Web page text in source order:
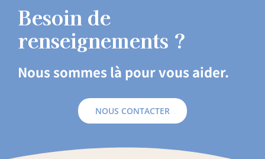
Besoin de
renseignements ?
Nous sommes là pour vous aider.
NOUS CONTACTER